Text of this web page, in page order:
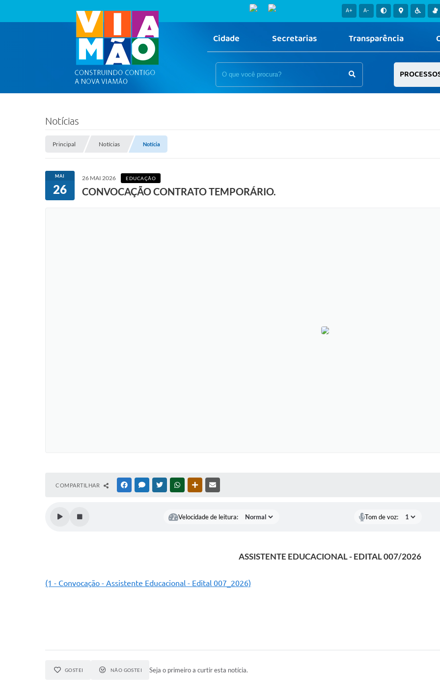
A+ A-
Cidade Secretarias Transparência
Notícias
Principal Notícias Notícia
MAI
26
26 MAI 2026 EDUCAÇÃO
CONVOCAÇÃO CONTRATO TEMPORÁRIO.
COMPARTILHAR FACEBOOKMESSENGER
TWITTERWHATSAPPOUTRAS MÍDIAS
Velocidade de leitura: Tom de voz:
ASSISTENTE EDUCACIONAL - EDITAL 007/2026
(1 - Convocação - Assistente Educacional - Edital 007_2026)
GOSTEI NÃO GOSTEI Seja o primeiro a curtir esta notícia.